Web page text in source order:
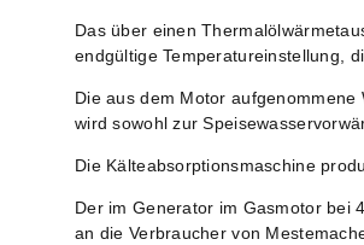
Das über einen
endgültige Temperatureinstellung,
Die aus dem Motor
wird sowohl zur
Die Kälteabsorptionsmaschine
Der im Generator im Gasmotor bei
an die Verbraucher von